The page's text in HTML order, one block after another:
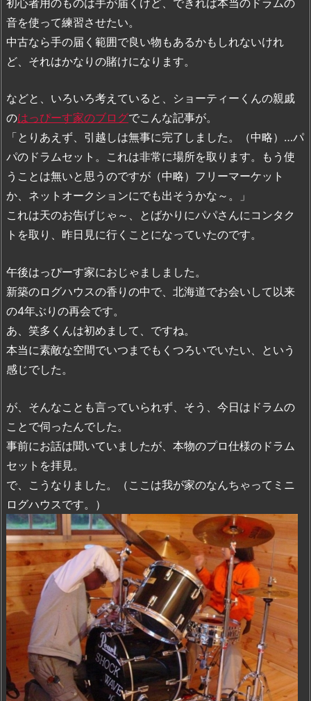
音を使って練習させたい。
中古なら手の届く範囲で良い物もあるかもしれないけれ
ど、それはかなりの賭けになります。
などと、いろいろ考えていると、ショーティーくんの親戚
のはっぴーす家のブログでこんな記事が。
「とりあえず、引越しは無事に完了しました。（中略）…パ
パのドラムセット。これは非常に場所を取ります。もう使
うことは無いと思うのですが（中略）フリーマーケット
か、ネットオークションにでも出そうかな～。」
これは天のお告げじゃ～、とばかりにパパさんにコンタク
トを取り、昨日見に行くことになっていたのです。
午後はっぴーす家におじゃましました。
新築のログハウスの香りの中で、北海道でお会いして以来
の4年ぶりの再会です。
あ、笑多くんは初めまして、ですね。
本当に素敵な空間でいつまでもくつろいでいたい、という
感じでした。
が、そんなことも言っていられず、そう、今日はドラムの
ことで伺ったんでした。
事前にお話は聞いていましたが、本物のプロ仕様のドラム
セットを拝見。
で、こうなりました。（ここは我が家のなんちゃってミニ
ログハウスです。）